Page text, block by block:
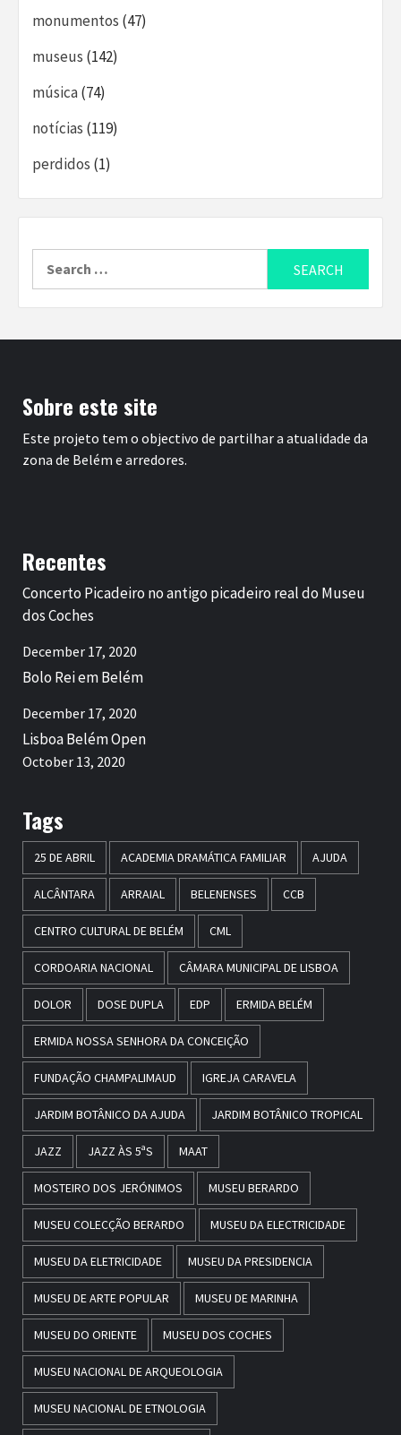
monumentos (47)
museus (142)
música(74)
notícias (119)
perdidos (1)
Sobre este site
Este projeto tem o objectivo de partilhar a atualidade da
zona de Belém e arredores.
Recentes
Concerto Picadeiro no antigo picadeiro real do Museu
dos Coches
December 17, 2020
Bolo Rei em Belém
December 17, 2020
Lisboa Belém Open
October 13, 2020
Tags
25 DE ABRIL ACADEMIA DRAMÁTICA FAMILIAR AJUDA
ALCÂNTARA ARRAIAL BELENENSES CCB
CENTRO CULTURAL DE BELÉM CML
CORDOARIA NACIONAL CÂMARA MUNICIPAL DE LISBOA
DOLOR DOSE DUPLA EDP ERMIDA BELÉM
ERMIDA NOSSA SENHORA DA CONCEIÇÃO
FUNDAÇÃO CHAMPALIMAUD IGREJA CARAVELA
JARDIM BOTÂNICO DA AJUDA JARDIM BOTÂNICO TROPICAL
JAZZ JAZZ ÀS 5ªS MAAT
MOSTEIRO DOS JERÓNIMOS MUSEU BERARDO
MUSEU COLECÇÃO BERARDO MUSEU DA ELECTRICIDADE
MUSEU DA ELETRICIDADE MUSEU DA PRESIDENCIA
MUSEU DE ARTE POPULAR MUSEU DE MARINHA
MUSEU DO ORIENTE MUSEU DOS COCHES
MUSEU NACIONAL DE ARQUEOLOGIA
MUSEU NACIONAL DE ETNOLOGIA